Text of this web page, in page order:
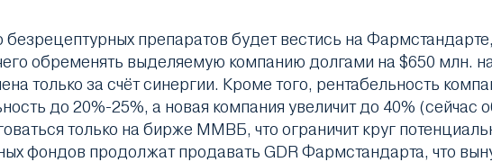
препаратов будет вестись на
обременять выделяемую компанию долгами на $650 млн.
только за счёт синергии. Кроме того, рентабельность
до 20%-25%, а новая компания увеличит до 40%
только на бирже ММВБ, что ограничит круг
фондов продолжат продавать GDR Фармстандарта, что